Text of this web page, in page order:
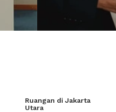
Ruangan di Jakarta
Utara